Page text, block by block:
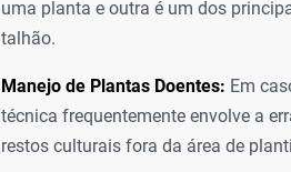
uma planta e outra é um dos
talhão.
Manejo de Plantas Doentes: Em
técnica frequentemente envolve a
restos culturais fora da área de